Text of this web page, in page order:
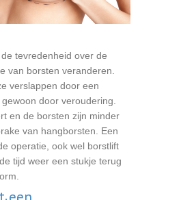
tevredenheid over de
van borsten veranderen.
verslappen door een
door veroudering.
en de borsten zijn minder
van hangborsten. Een
operatie, ook wel borstlift
tijd weer een stukje terug